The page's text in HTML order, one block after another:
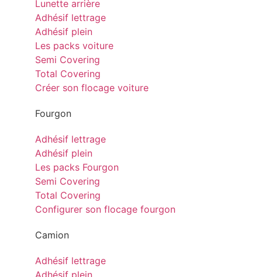
Lunette arrière
Adhésif lettrage
Adhésif plein
Les packs voiture
Semi Covering
Total Covering
Créer son flocage voiture
Fourgon
Adhésif lettrage
Adhésif plein
Les packs Fourgon
Semi Covering
Total Covering
Configurer son flocage fourgon
Camion
Adhésif lettrage
Adhésif plein